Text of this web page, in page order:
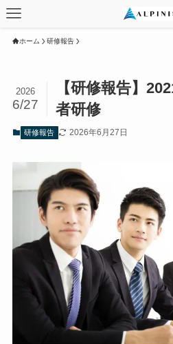
ホーム 研修報告
【研修報告】
者研修
2026
6/27
研修報告 2026年6月27日